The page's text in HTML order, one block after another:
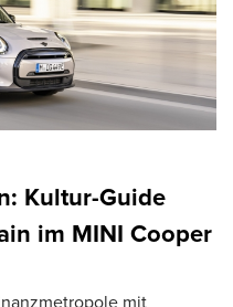
Kultur-Guide
im MINI Cooper